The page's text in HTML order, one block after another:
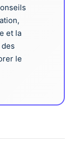
et la
le